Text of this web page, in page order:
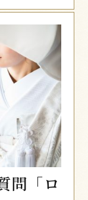
問「ロ